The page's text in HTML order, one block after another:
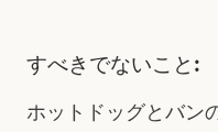
すべきでないこと:
ホットドッグとバン